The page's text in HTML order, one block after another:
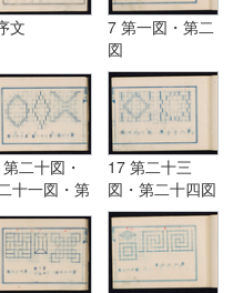
文
7 第一図・第二
図
二十図・
十一図・第
二図
17 第二十三
図・第二十四図